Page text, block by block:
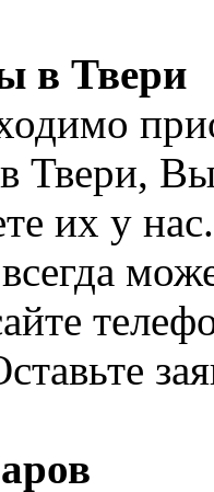
в Твери
Твери,
их у